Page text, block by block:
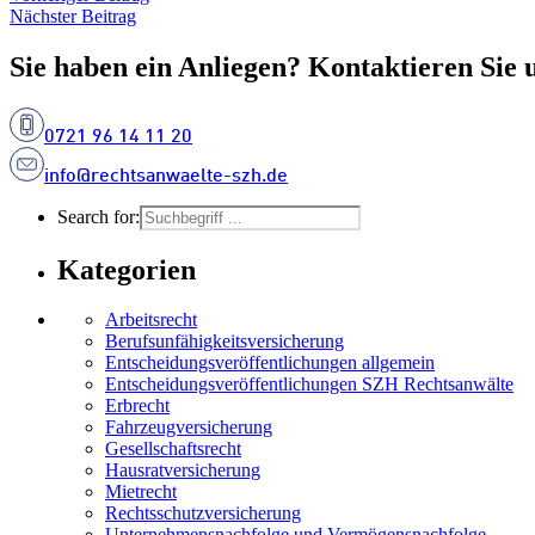
Nächster Beitrag
Sie haben ein Anliegen? Kontaktieren Sie
0721 96 14 11 20
info@rechtsanwaelte-szh.de
Search for:
Kategorien
Arbeitsrecht
Berufsunfähigkeitsversicherung
Entscheidungs­­veröffentlichungen allgemein
Entscheidungs­veröffentlichungen SZH Rechtsanwälte
Erbrecht
Fahrzeugversicherung
Gesellschaftsrecht
Hausratversicherung
Mietrecht
Rechtsschutzversicherung